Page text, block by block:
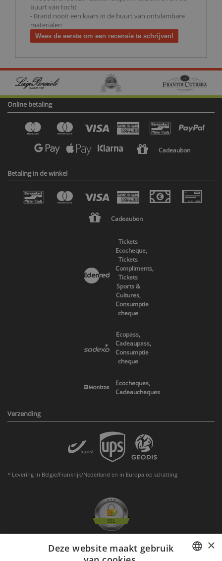
buurt van tocht
- Brand nooit een kaars in de buurt van ontvlambare
materialen
Wees de eerste om een recensie te schrijven!
Online betaling
Cadeaubon
Betaling in de winkel
Cadeaubon
Tickets
Ecocheque,
Tickets
Compliments,
Tickets
Sports &
Cultures,
Consumptie
cheque
Ecopass,
Cadeaupass,
Consumptie
cheque
Ecocheques,
Cadeaucheques
Verzending
* Levering in Belgie/Frankrijk/Nederland en in Europa op schatting
×
Deze website maakt gebruik